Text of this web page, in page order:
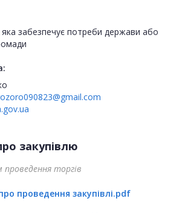
забезпечує потреби держави або
закупівлю
проведення торгів
проведення закупівлі.pdf